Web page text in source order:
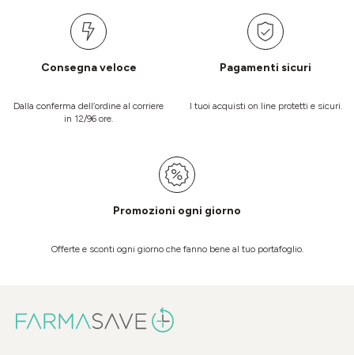
Consegna veloce
Dalla conferma dell’ordine al corriere
in 12/96 ore.
Pagamenti sicuri
I tuoi acquisti on line protetti e sicuri.
Promozioni ogni giorno
Offerte e sconti ogni giorno che fanno bene al tuo portafoglio.